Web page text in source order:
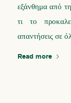
εξάνθημα από
τι το
απαντήσεις σε
Read more